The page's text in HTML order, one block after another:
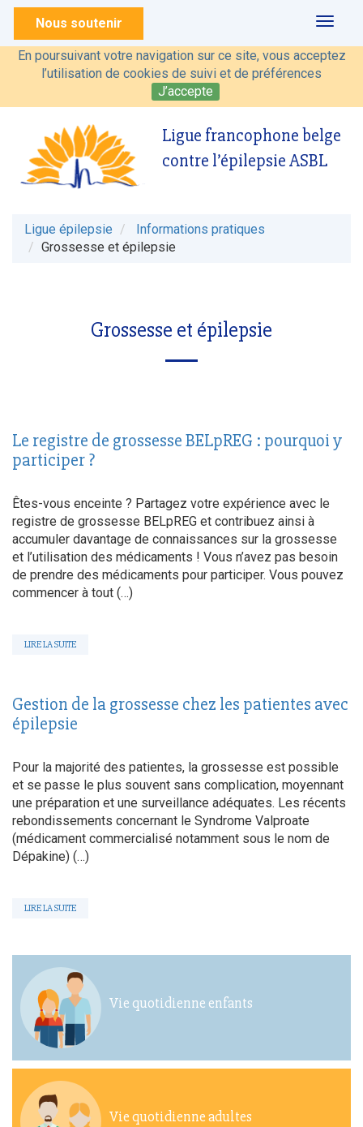
En poursuivant votre navigation sur ce site, vous acceptez
l’utilisation de cookies de suivi et de préférences
J’accepte
Ligue francophone belge
contre l’épilepsie ASBL
Nous soutenir
Toggle
Ligue épilepsie
Informations pratiques
Grossesse et épilepsie
Grossesse et épilepsie
Le registre de grossesse BELpREG : pourquoi y
participer ?
Êtes-vous enceinte ? Partagez votre expérience avec le
registre de grossesse BELpREG et contribuez ainsi à
accumuler davantage de connaissances sur la grossesse
et l’utilisation des médicaments ! Vous n’avez pas besoin
de prendre des médicaments pour participer. Vous pouvez
commencer à tout (…)
LIRE LA SUITE
Gestion de la grossesse chez les patientes avec
épilepsie
Pour la majorité des patientes, la grossesse est possible
et se passe le plus souvent sans complication, moyennant
une préparation et une surveillance adéquates. Les récents
rebondissements concernant le Syndrome Valproate
(médicament commercialisé notamment sous le nom de
Dépakine) (…)
LIRE LA SUITE
Vie quotidienne enfants
Vie quotidienne adultes